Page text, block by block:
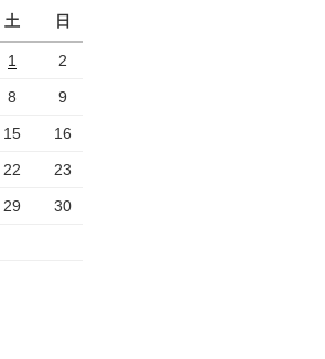
土 日
1 2
8 9
15 16
22 23
29 30